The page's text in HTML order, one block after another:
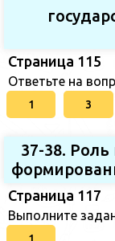
Страница 115
Ответьте на
1 3
37-38.
Страница 117
Выполните
1